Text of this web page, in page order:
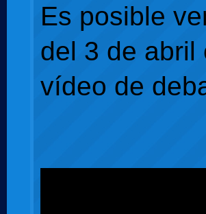
Es posible
del 3 de abril
vídeo de